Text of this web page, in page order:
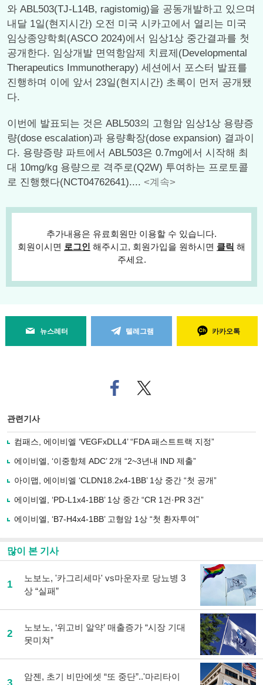
와 ABL503(TJ-L14B, ragistomig)을 공동개발하고 있으며
내달 1일(현지시간) 오전 미국 시카고에서 열리는 미국
임상종양학회(ASCO 2024)에서 임상1상 중간결과를 첫
공개한다. 임상개발 면역항암제 치료제(Developmental
Therapeutics Immunotherapy) 세션에서 포스터 발표를
진행하며 이에 앞서 23일(현지시간) 초록이 먼저 공개됐
다.
이번에 발표되는 것은 ABL503의 고형암 임상1상 용량증
량(dose escalation)과 용량확장(dose expansion) 결과이
다. 용량증량 파트에서 ABL503은 0.7mg에서 시작해 최
대 10mg/kg 용량으로 격주로(Q2W) 투여하는 프로토콜
로 진행했다(NCT04762641).... <계속>
추가내용은 유료회원만 이용할 수 있습니다.
회원이시면 로그인 해주시고, 회원가입을 원하시면 클릭 해
주세요.
뉴스레터 텔레그램 카카오톡
페
이
로
사
유
기
트위
터로
관련기사
컴패스, 에이비엘 ‘VEGFxDLL4’ “FDA 패스트트랙 지정”
에이비엘, ‘이중항체 ADC’ 2개 “2~3년내 IND 제출”
아이맵, 에이비엘 ‘CLDN18.2x4-1BB’ 1상 중간 “첫 공개”
에이비엘, ‘PD-L1x4-1BB’ 1상 중간 “CR 1건·PR 3건”
에이비엘, ‘B7-H4x4-1BB’ 고형암 1상 “첫 환자투여”
많이 본 기사
1
노보노, '카그리세마' vs마운자로 당뇨병 3
상 “실패”
2
노보노, ‘위고비 알약’ 매출증가 “시장 기대
못미쳐”
3
암젠, 초기 비만에셋 “또 중단”..'마리타이